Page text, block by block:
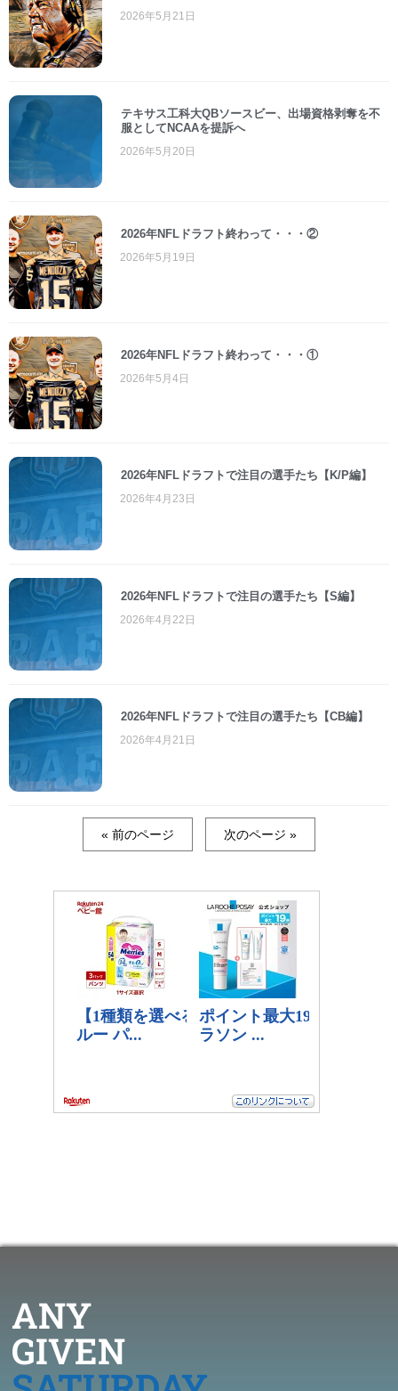
2026年5月21日
テキサス工科大QBソースビー、出場資格剥奪を不
服としてNCAAを提訴へ
2026年5月20日
2026年NFLドラフト終わって・・・②
2026年5月19日
2026年NFLドラフト終わって・・・①
2026年5月4日
2026年NFLドラフトで注目の選手たち【K/P編】
2026年4月23日
2026年NFLドラフトで注目の選手たち【S編】
2026年4月22日
2026年NFLドラフトで注目の選手たち【CB編】
2026年4月21日
« 前のページ 次のページ »
ANY
GIVEN